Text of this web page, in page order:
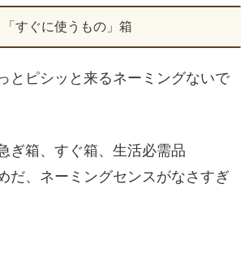
「すぐに使うもの」箱
とピシッと来るネーミングないで
ぎ箱、すぐ箱、生活必需品
、ネーミングセンスがなさすぎ